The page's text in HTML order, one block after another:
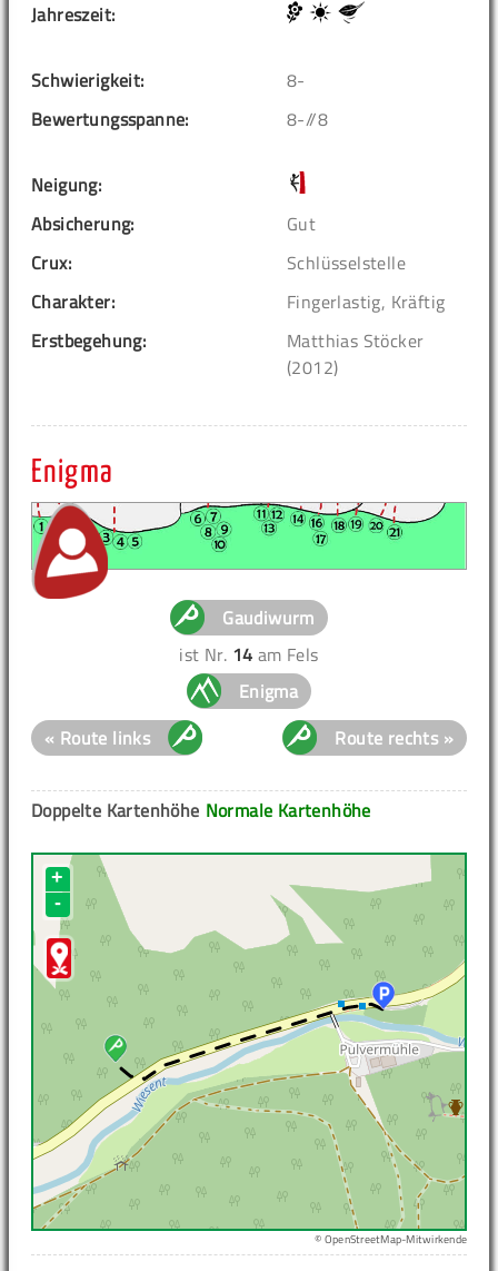
Jahreszeit:
Schwierigkeit:
8-
Bewertungsspanne:
8-//8
Neigung:
Absicherung:
Gut
Crux:
Schlüsselstelle
Charakter:
Fingerlastig, Kräftig
Erstbegehung:
Matthias Stöcker
(2012)
Enigma
Gaudiwurm
ist Nr. 14 am Fels
Enigma
« Route links
Route rechts »
Normale Kartenhöhe
Doppelte Kartenhöhe
+
-
© OpenStreetMap-Mitwirkende